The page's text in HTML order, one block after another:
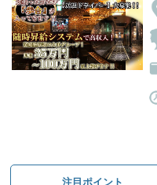
注目ポイント